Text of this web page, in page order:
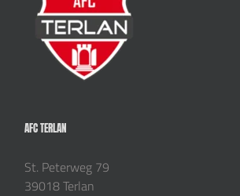
AFC TERLAN
St. Peterweg 79
39018 Terlan